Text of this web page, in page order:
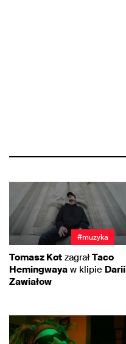
#muzyka
Tomasz Kot zagrał Taco
Hemingwaya w klipie Darii
Zawiałow